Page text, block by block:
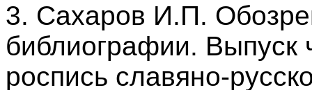
3. Сахаров И.П.
библиографии. Выпуск
роспись славяно-